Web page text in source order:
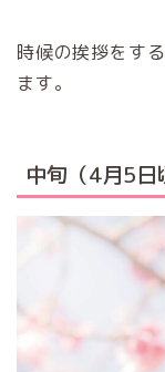
時候の挨拶をす
ます。
中旬（4月5日